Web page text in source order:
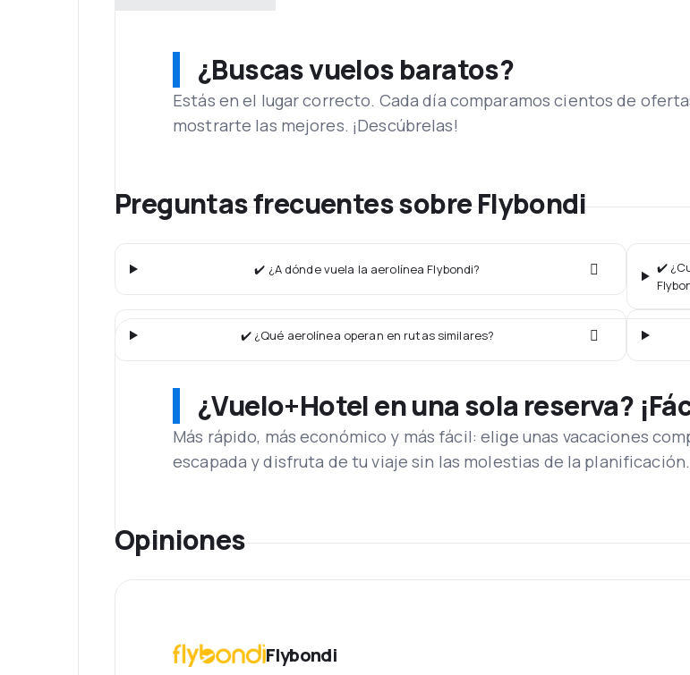
¿Buscas vuelos baratos?
Estás en el lugar correcto. Cada día comparamos cientos de
mostrarte las mejores. ¡Descúbrelas!
Preguntas frecuentes sobre Flybondi
✔️ ¿A dónde vuela la aerolínea Flybondi?
✔️
✔️ ¿Qué aerolínea operan en rutas similares?
¿Vuelo+Hotel en una sola reserva?
Más rápido, más económico y más fácil: elige unas vacaciones
escapada y disfruta de tu viaje sin las molestias de la planificación.
Opiniones
Flybondi